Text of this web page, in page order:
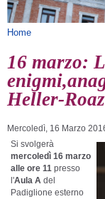
SERVIZI
Tu sei qui
Home
16 marzo:
Heller-
Mercoledì, 16 Marzo
Si svolgerà
mercoledì 16 marzo
alle ore 11 presso
l'Aula A del
Padiglione esterno